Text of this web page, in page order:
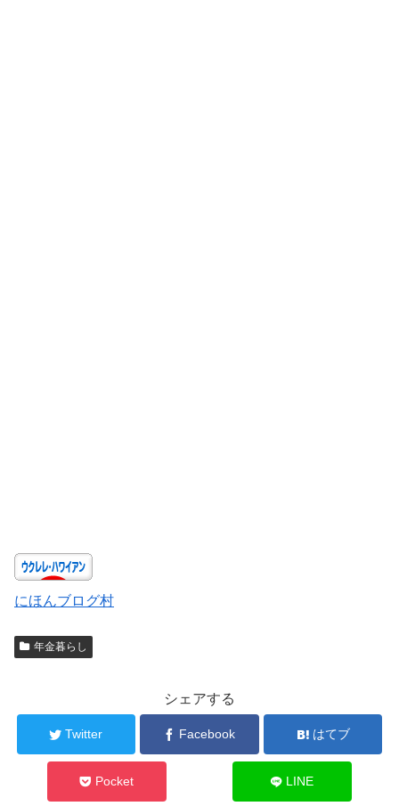
にほんブログ村
年金暮らし
シェアする
Twitter Facebook はてブ
Pocket LINE